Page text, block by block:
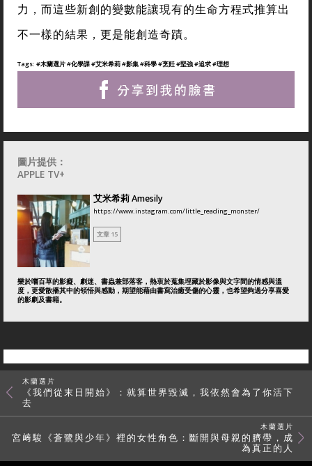
力，而這些新創的變數能讓現有的生命方程式推算出
不一樣的結果，更是能創造奇蹟。
Tags: #木蘭選片#化學課#艾米希莉#影集#科學#烹飪#堅強#追求#理想
圖片提供：
APPLE TV+
艾米希莉 Amesily
https://www.instagram.com/little_reading_monster/
文章 15
樂於嚐百草的影癡、劇迷、書蟲兼部落客，熱衷於蒐集埋藏於影像與文字間的情感與溫
度，更愛散播其中的領悟與感動，期望能藉由書寫治癒受傷的心靈，也希望夠過分享喜愛
的影劇及書籍。
木蘭選片
《我們從末日開始》：就算世界毀滅，我依然會為了你活下
去
木蘭選片
宮﨑駿《蒼鷺與少年》裡的女性角色：斷開與母親的臍帶，成
為真正的人